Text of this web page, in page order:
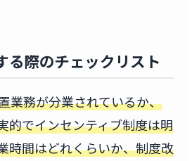
る際のチェックリスト
業務が分業されているか、
的でインセンティブ制度は明
時間はどれくらいか、制度改